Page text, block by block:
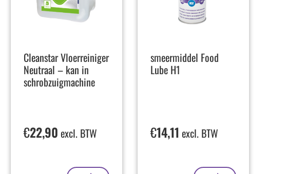
Cleanstar Vloerreiniger
Neutraal – kan in
schrobzuigmachine
€22,90 excl. BTW
smeermiddel Food
Lube H1
€14,11 excl. BTW